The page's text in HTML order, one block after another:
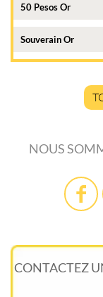
50 Pesos Or
Souverain Or
NOUS
CONTACTEZ